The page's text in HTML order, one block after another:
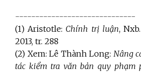
------------------------------
(1) Aristotle: Chính trị luận,
2013, tr. 288
(2) Xem: Lê Thành Long: Nâng
tác kiểm tra văn bản quy phạm